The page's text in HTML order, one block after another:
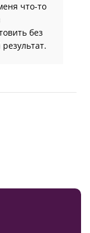
что-то
без